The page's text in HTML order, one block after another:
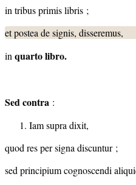
in tribus primis libris ;
et postea de signis, disseremus,
in quarto libro.
Sed contra :
Iam supra dixit,
quod res per signa discuntur ;
sed principium cognoscendi